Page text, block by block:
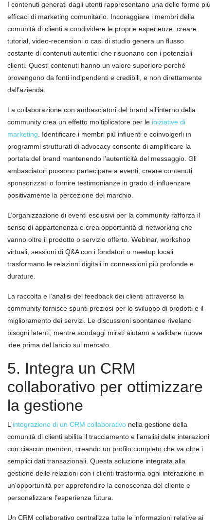
I contenuti generati dagli utenti rappresentano una delle forme più
efficaci di marketing comunitario. Incoraggiare i membri della
comunità di clienti a condividere le proprie esperienze, creare
tutorial, video-recensioni o casi di studio genera un flusso
costante di contenuti autentici che risuonano con i potenziali
clienti. Questi contenuti hanno un valore superiore perché
provengono da fonti indipendenti e credibili, e non direttamente
dall’azienda.
La collaborazione con ambasciatori del brand all’interno della
community crea un effetto moltiplicatore per le iniziative di
marketing . Identificare i membri più influenti e coinvolgerli in
programmi strutturati di advocacy consente di amplificare la
portata del brand mantenendo l’autenticità del messaggio. Gli
ambasciatori possono partecipare a eventi, creare contenuti
sponsorizzati o fornire testimonianze in grado di influenzare
positivamente la percezione del marchio.
L’organizzazione di eventi esclusivi per la community rafforza il
senso di appartenenza e crea opportunità di networking che
vanno oltre il prodotto o servizio offerto. Webinar, workshop
virtuali, sessioni di Q&A con i fondatori o meetup locali
trasformano le relazioni digitali in connessioni più profonde e
durature.
La raccolta e l’analisi del feedback dei clienti attraverso la
community fornisce spunti preziosi per lo sviluppo di prodotti e il
miglioramento dei servizi. Le discussioni spontanee rivelano
bisogni latenti, mentre sondaggi mirati aiutano a validare nuove
idee prima del lancio sul mercato.
5. Integra un CRM
collaborativo per ottimizzare
la gestione
L'integrazione di un CRM collaborativo nella gestione della
comunità di clienti abilita il tracciamento e l’analisi delle interazioni
con ciascun membro, creando un profilo completo che va oltre i
semplici dati transazionali. Questa soluzione integrata alla
gestione delle relazioni con i clienti trasforma ogni interazione in
un'opportunità per approfondire la conoscenza del cliente e
personalizzare l’esperienza futura.
Un CRM collaborativo centralizza tutte le informazioni relative ai